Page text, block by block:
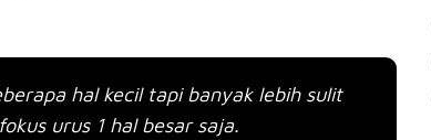
hal kecil tapi banyak lebih sulit
urus 1 hal besar saja.